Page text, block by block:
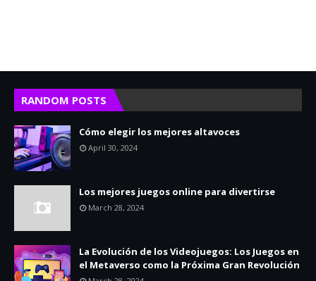
RANDOM POSTS
Cómo elegir los mejores altavoces
April 30, 2024
Los mejores juegos online para divertirse
March 28, 2024
La Evolución de los Videojuegos: Los Juegos en
el Metaverso como la Próxima Gran Revolución